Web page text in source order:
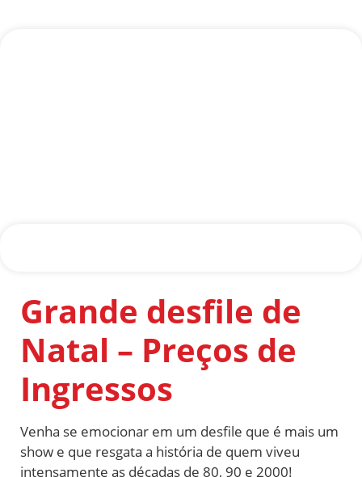
Grande desfile de
Natal – Preços de
Ingressos
Venha se emocionar em um desfile que é mais um
show e que resgata a história de quem viveu
intensamente as décadas de 80, 90 e 2000!